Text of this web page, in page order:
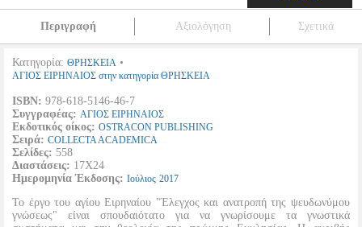
Περιγραφή Αξιολόγηση Σχετικά
Κατηγορία: ΘΡΗΣΚΕΙΑ •
ΑΓΙΟΣ ΕΙΡΗΝΑΙΟΣ στην κατηγορία ΘΡΗΣΚΕΙΑ
ISBN: 978-618-5146-46-7
Συγγραφέας: ΑΓΙΟΣ ΕΙΡΗΝΑΙΟΣ
Εκδοτικός οίκος: OSTRACON PUBLISHING
Σειρά: COLLECTA ACADEMICA
Σελίδες: 558
Διαστάσεις: 17Χ24
Ημερομηνία Έκδοσης: Ιούλιος 2017
Το έργο του αγίου Ειρηναίου "Έλεγχος και ανατροπή της ψευδωνύμου
γνώσεως" είναι σπουδαιότατο για να γνωρίσουμε τα γνωστικά